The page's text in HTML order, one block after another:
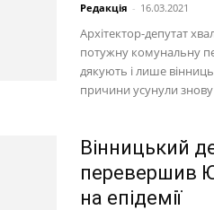
Редакція - 16.03.2021
Архітектор-депутат
потужну комунальну
дякують і лише
причини усунули
Вінницький
перевершив
на епідемії